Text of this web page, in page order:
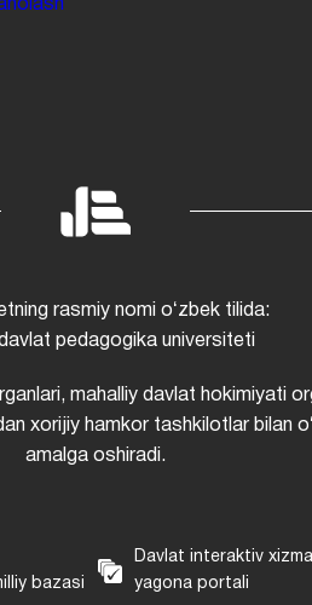
rasmiy nomi oʻzbek tilida:
pedagogika universiteti
mahalliy davlat hokimiyati
xorijiy hamkor tashkilotlar bilan
amalga oshiradi.
bazasi
Davlat interaktiv
yagona portali